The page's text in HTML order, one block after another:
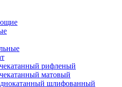
рифленый
матовый
шлифованный